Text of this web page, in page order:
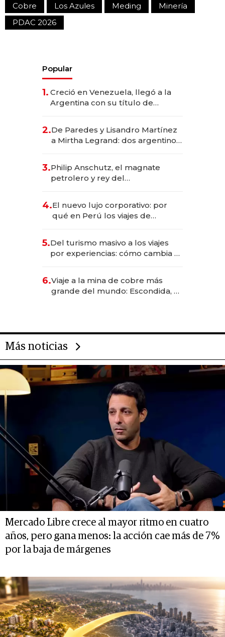
Cobre Los Azules Meding
Minería
PDAC 2026
Popular
1. Creció en Venezuela, llegó a la
Argentina con su título de
las marcas "fast premium"
2.De Paredes y Lisandro Martínez
a Mirtha Legrand: dos argentinos
3.Philip Anschutz, el magnate
petrolero y rey del
Fénix
4.El nuevo lujo corporativo: por
qué en Perú los viajes de
transformadoras
5.Del turismo masivo a los viajes
por experiencias: cómo cambia el
6.Viaje a la mina de cobre más
grande del mundo: Escondida, el
Más noticias
Mercado Libre crece al mayor ritmo en cuatro
años, pero gana menos: la acción cae más de 7%
por la baja de márgenes